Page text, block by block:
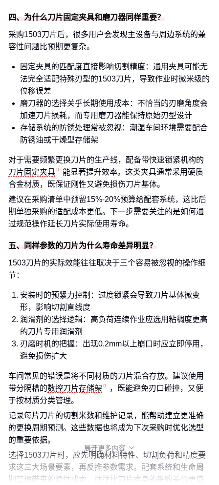
四、为什么刀片固定夹具和磨刀器同样重要？
采购1503刀片后，很多用户会发现主设备与周边系统的兼
容性问题比预期更复杂。
固定夹具的匹配度直接影响切割精度：通用夹具可能无
法完全适配特殊刃型的1503刀片，导致作业时微米级的
位移误差
磨刀器的选择关乎长期使用成本：不恰当的刃磨角度会
加速刀片损耗，而专用磨刀器能保持原始刃型设计
存储系统的防锈处理常被忽视：潮湿车间环境需要配合
防锈油或干燥型存储架
对于需要频繁更换刀片的生产线，配备带快速锁紧机构的
刀片固定夹具
能显著提升效率。这类夹具通常采用硬质
合金材质，既保证刚性又避免损伤刀片基体。
建议在采购清单中预留15%-20%预算给配套系统，这比后
期单独采购的适配成本更低。下一步需要关注的是如何通
过规范操作延长刀片实际使用寿命。
五、同样参数的刀片为什么寿命差异明显？
1503刀片的实际效能往往取决于三个容易被忽视的操作细
节：
安装时的预紧力控制：过度锁紧会导致刀片基体微变
形，影响切割直线度
润滑剂的选择逻辑：高负荷连续作业应选用粘稠度更高
的刀片专用润滑剂
刃磨时机的把握：出现0.2mm以上崩口时应立即停用，
避免损伤扩大
车间常见的错误是将不同材质的刀片混合存放。建议使用
带分隔槽的数控刀片存储架
，既能避免刃口碰撞，又便
于按材质分类管理。
记录每片刀片的切割米数和维护记录，能帮助建立更准确
的更换周期预测。这些数据也将成为下次采购时优化选型
的重要依据。
选择1503刀片时，应先明确材料特性、切割负荷和精度要
求这三大场景要素，再反推参数需求。配套系统和生命周
期管理带来的隐性成本，往往比刀片本身的采购差价更值
展开更多内容 